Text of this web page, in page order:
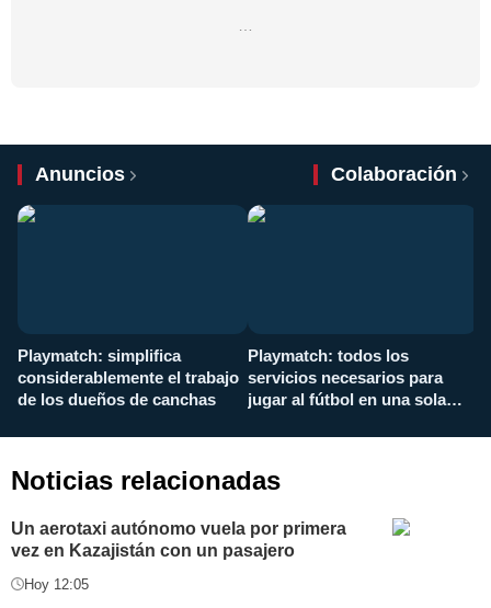
Anuncios Colaboración
Playmatch: simplifica
considerablemente el trabajo
de los dueños de canchas
Playmatch: todos los
servicios necesarios para
jugar al fútbol en una sola
Noticias relacionadas
Un aerotaxi autónomo vuela por primera
vez en Kazajistán con un pasajero
Hoy 12:05